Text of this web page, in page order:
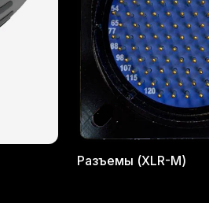
Разъемы (XLR-M)